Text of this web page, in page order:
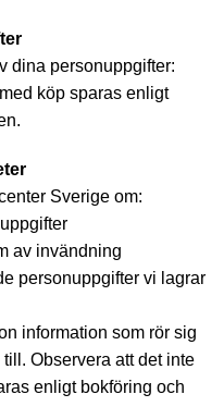
dina personuppgifter:
köp sparas enligt
Sverige om:
av invändning
personuppgifter vi lagrar
information som rör sig
Observera att det inte
enligt bokföring och